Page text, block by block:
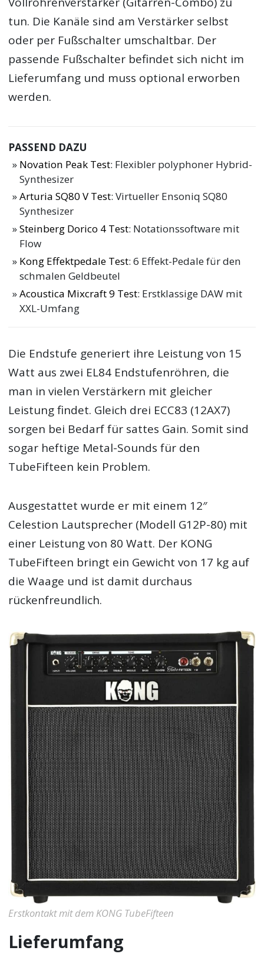
tun. Die Kanäle sind am Verstärker selbst
oder per Fußschalter umschaltbar. Der
passende Fußschalter befindet sich nicht im
Lieferumfang und muss optional erworben
werden.
PASSEND DAZU
Novation Peak Test: Flexibler polyphoner Hybrid-
Synthesizer
Arturia SQ80 V Test: Virtueller Ensoniq SQ80
Synthesizer
Steinberg Dorico 4 Test: Notationssoftware mit
Flow
Kong Effektpedale Test: 6 Effekt-Pedale für den
schmalen Geldbeutel
Acoustica Mixcraft 9 Test: Erstklassige DAW mit
XXL-Umfang
Die Endstufe generiert ihre Leistung von 15
Watt aus zwei EL84 Endstufenröhren, die
man in vielen Verstärkern mit gleicher
Leistung findet. Gleich drei ECC83 (12AX7)
sorgen bei Bedarf für sattes Gain. Somit sind
sogar heftige Metal-Sounds für den
TubeFifteen kein Problem.
Ausgestattet wurde er mit einem 12″
Celestion Lautsprecher (Modell G12P-80) mit
einer Leistung von 80 Watt. Der KONG
TubeFifteen bringt ein Gewicht von 17 kg auf
die Waage und ist damit durchaus
rückenfreundlich.
Erstkontakt mit dem KONG TubeFifteen
Lieferumfang